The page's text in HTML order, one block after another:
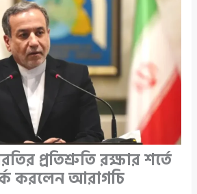
প্রতিশ্রুতি রক্ষার শর্তে
করলেন আরাগচি